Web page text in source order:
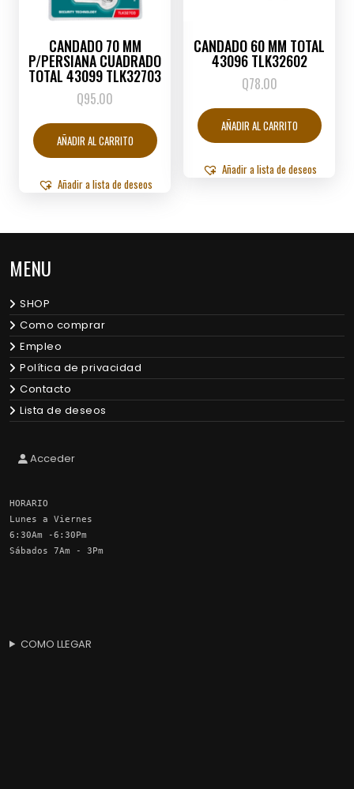
CANDADO 70 MM
P/PERSIANA CUADRADO
TOTAL 43099 TLK32703
Q95.00
AÑADIR AL CARRITO
Añadir a lista de deseos
CANDADO 60 MM TOTAL
43096 TLK32602
Q78.00
AÑADIR AL CARRITO
Añadir a lista de deseos
MENU
SHOP
Como comprar
Empleo
Política de privacidad
Contacto
Lista de deseos
Acceder
HORARIO
Lunes a Viernes
6:30Am -6:30Pm
Sábados 7Am - 3Pm
COMO LLEGAR